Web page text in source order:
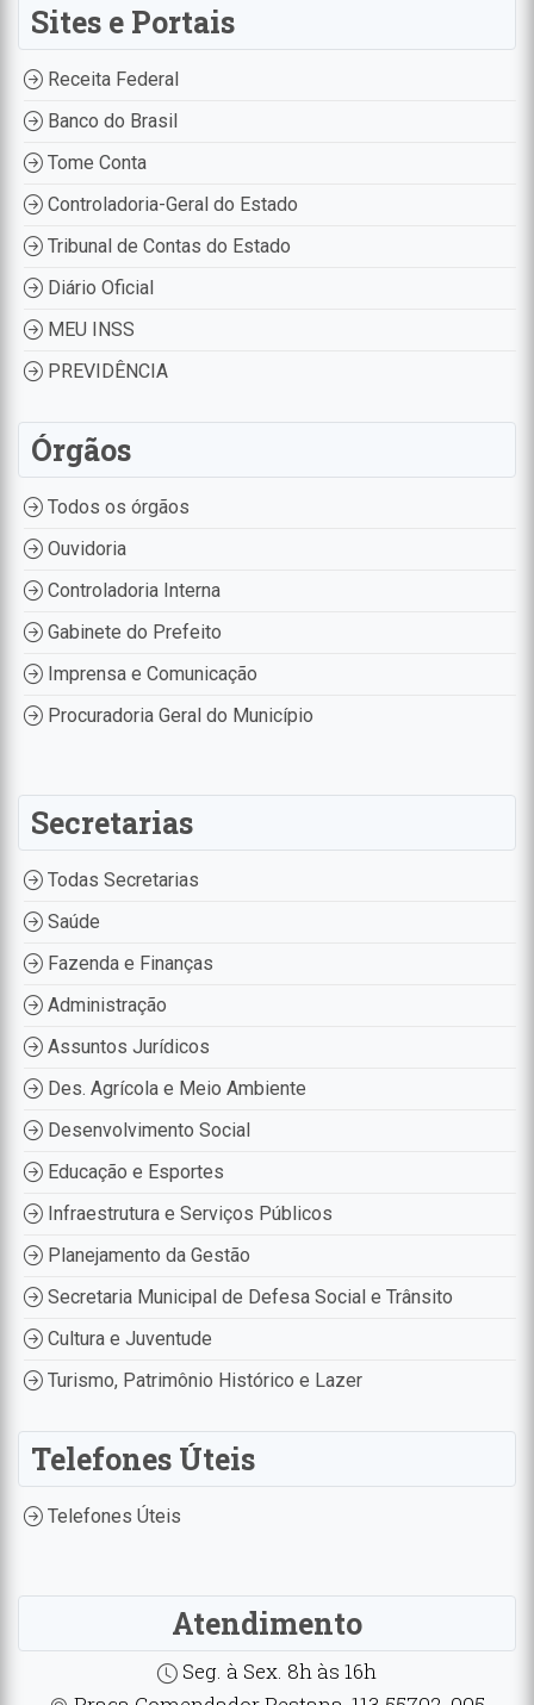
Sites e Portais
Receita Federal
Banco do Brasil
Tome Conta
Controladoria-Geral do Estado
Tribunal de Contas do Estado
Diário Oficial
MEU INSS
PREVIDÊNCIA
Órgãos
Todos os órgãos
Ouvidoria
Controladoria Interna
Gabinete do Prefeito
Imprensa e Comunicação
Procuradoria Geral do Município
Secretarias
Todas Secretarias
Saúde
Fazenda e Finanças
Administração
Assuntos Jurídicos
Des. Agrícola e Meio Ambiente
Desenvolvimento Social
Educação e Esportes
Infraestrutura e Serviços Públicos
Planejamento da Gestão
Secretaria Municipal de Defesa Social e Trânsito
Cultura e Juventude
Turismo, Patrimônio Histórico e Lazer
Telefones Úteis
Telefones Úteis
Atendimento
Seg. à Sex. 8h às 16h